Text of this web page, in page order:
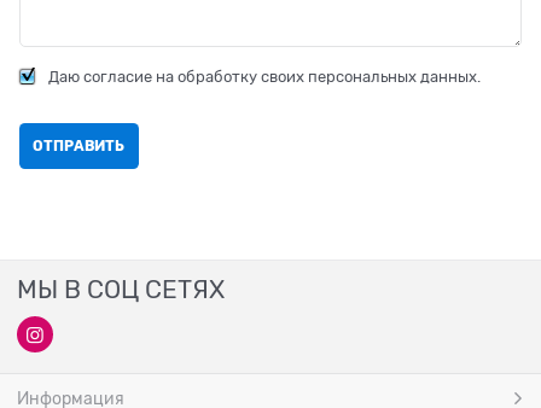
Даю согласие на обработку своих персональных данных.
МЫ В СОЦ СЕТЯХ
Информация